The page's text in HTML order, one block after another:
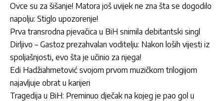
Ovce su za šišanje! Matora još uvijek ne zna šta se dogodilo
napolju: Stiglo upozorenje!
Prva transrodna pjevačica u BiH snimila debitantski singl
Dirljivo – Gastoz prezahvalan voditelju: Nakon loših vijesti iz
spoljašnjosti, evo šta je učinio za njega!
Edi Hadžiahmetović svojom prvom muzičkom trilogijom
najavljuje obrat u karijeri
Tragedija u BiH: Preminuo dječak na kojeg je pao gol u